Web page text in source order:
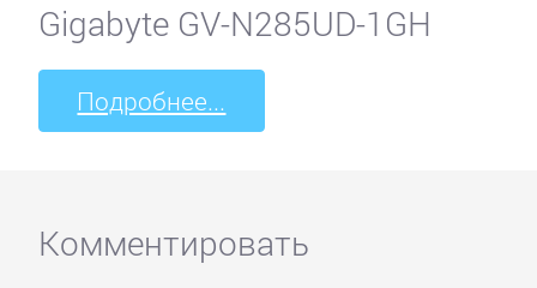
Gigabyte GV-N285UD-1GH
Подробнее...
Комментировать